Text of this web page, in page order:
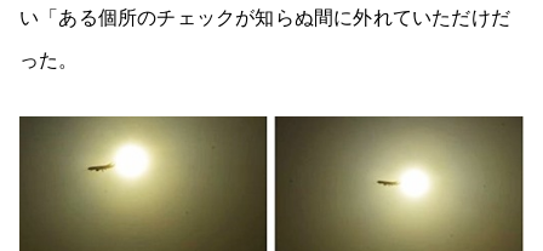
い「ある個所のチェックが知らぬ間に外れていただけだ
った。